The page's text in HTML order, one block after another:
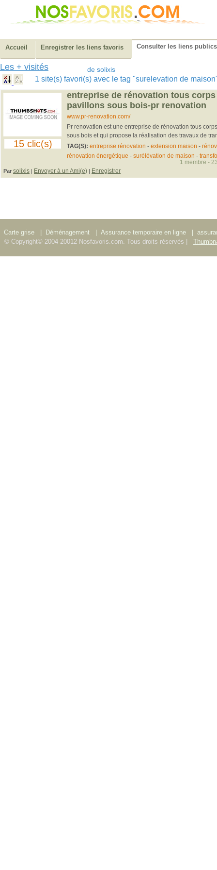
Accueil Enregistrer les liens favoris Consulter les liens publics
Les + visités de solixis
1 site(s) favori(s) avec le tag "surelevation de
15 clic(s)
entreprise de rénovation tous
pavillons sous bois-pr renovation
www.pr-renovation.com/
Pr renovation est une entreprise de rénovation tous
sous bois et qui propose la réalisation des travaux de
TAG(S): entreprise rénovation - extension maison -
rénovation énergétique - surélévation de maison -
Par solixis | Envoyer à un Ami(e) | Enregistrer
1 membre -
Carte grise Déménagement Assurance temporaire en ligne
© Copyright© 2004-20012 Nosfavoris.com. Tous droits réservés |